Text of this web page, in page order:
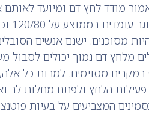
מודד לחץ דם ומיועד לאותם
מסוכנים. ישנם אנשים
מלחץ דם נמוך יכולים לסבול
במקרים מסוימים. למרות כל
הלחץ ולפתח מחלות לב
המצביעים על בעיות